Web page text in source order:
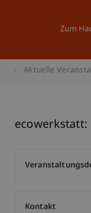
Zum
Aktuelle
ecowerkstatt:
Kontakt